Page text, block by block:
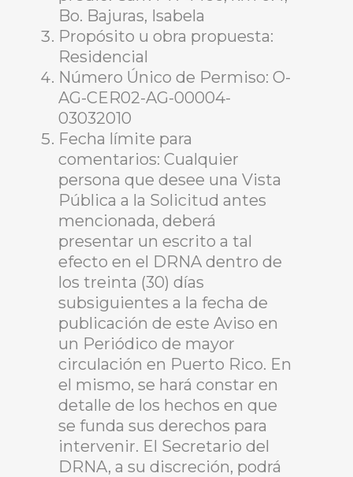
Bo. Bajuras, Isabela
Propósito u obra propuesta:
Residencial
Número Único de Permiso: O-
AG-CER02-AG-00004-
03032010
Fecha límite para
comentarios: Cualquier
persona que desee una Vista
Pública a la Solicitud antes
mencionada, deberá
presentar un escrito a tal
efecto en el DRNA dentro de
los treinta (30) días
subsiguientes a la fecha de
publicación de este Aviso en
un Periódico de mayor
circulación en Puerto Rico. En
el mismo, se hará constar en
detalle de los hechos en que
se funda sus derechos para
intervenir. El Secretario del
DRNA, a su discreción, podrá